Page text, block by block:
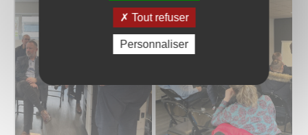
Tout refuser
Personnaliser